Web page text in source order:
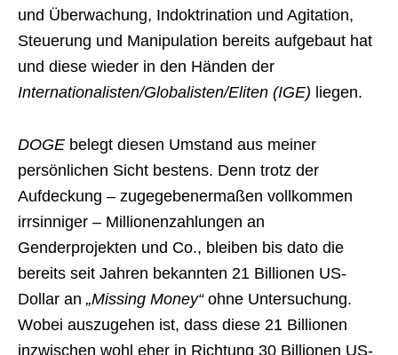
und Überwachung, Indoktrination und Agitation,
Steuerung und Manipulation bereits aufgebaut hat
und diese wieder in den Händen der
Internationalisten/Globalisten/Eliten (IGE) liegen.
DOGE belegt diesen Umstand aus meiner
persönlichen Sicht bestens. Denn trotz der
Aufdeckung – zugegebenermaßen vollkommen
irrsinniger – Millionenzahlungen an
Genderprojekten und Co., bleiben bis dato die
bereits seit Jahren bekannten 21 Billionen US-
Dollar an „Missing Money“ohne Untersuchung.
Wobei auszugehen ist, dass diese 21 Billionen
inzwischen wohl eher in Richtung 30 Billionen US-